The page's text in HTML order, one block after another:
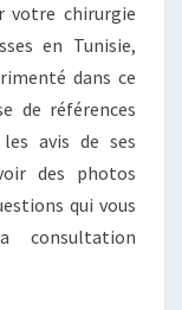
votre chirurgie
en Tunisie,
dans ce
de références
avis de ses
des photos
qui vous